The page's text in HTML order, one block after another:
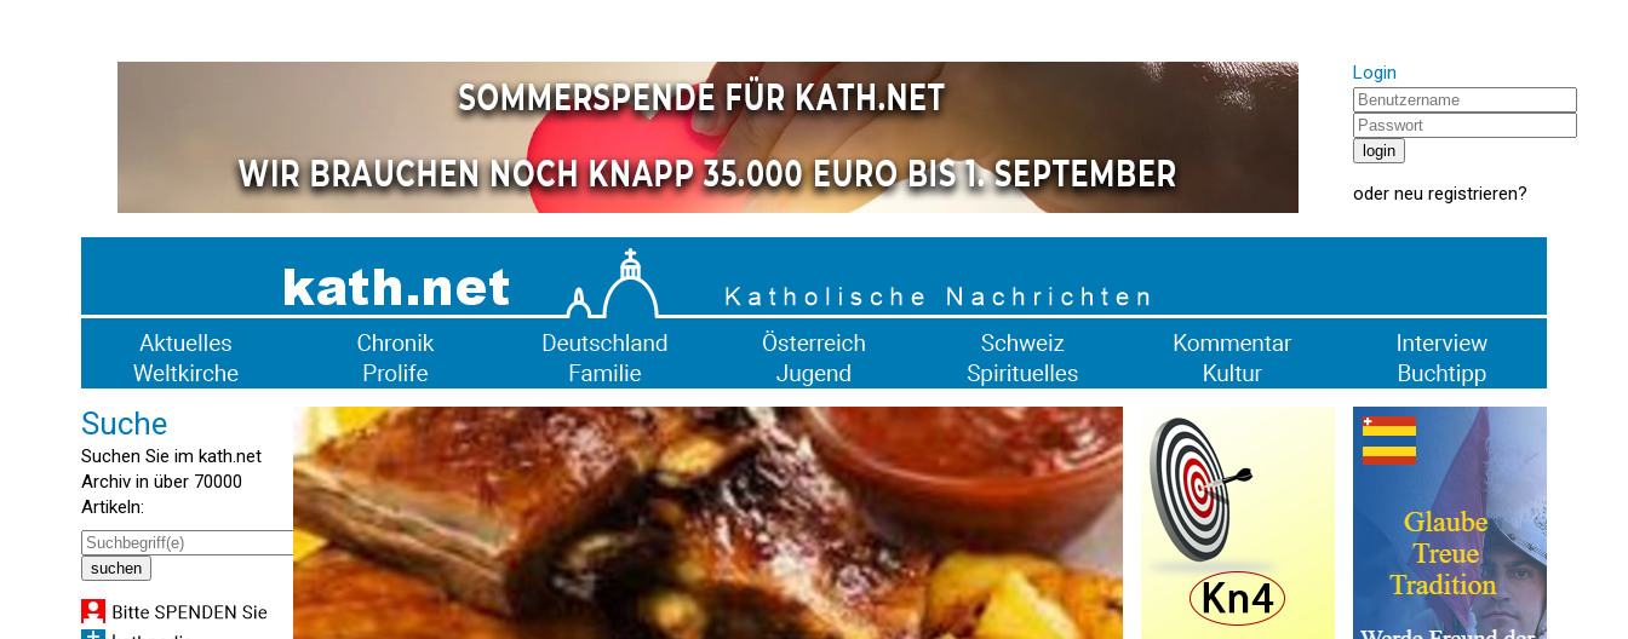
Login
oder neu registrieren?
Suche
Suchen Sie im kath.net
Archiv in über 70000
Artikeln: